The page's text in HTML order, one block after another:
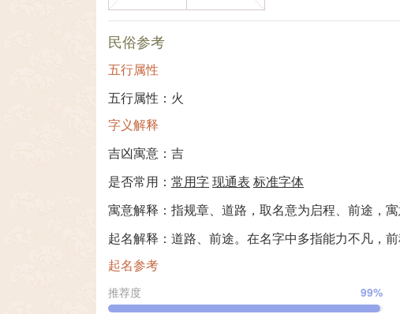
民俗参考
五行属性
五行属性：火
字义解释
吉凶寓意：吉
是否常用： 常用字现通表 标准字体
寓意解释：指规章、道路，取名意为启程、前途，寓
起名解释：道路、前途。在名字中多指能力不凡，前
起名参考
推荐度 99%